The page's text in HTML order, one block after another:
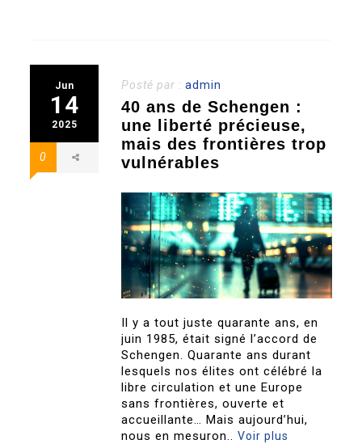
Jun
14
2025
0
Posté par :admin
40 ans de Schengen :
une liberté précieuse,
mais des frontières trop
vulnérables
Il y a tout juste quarante ans, en
juin 1985, était signé l’accord de
Schengen. Quarante ans durant
lesquels nos élites ont célébré la
libre circulation et une Europe
sans frontières, ouverte et
accueillante… Mais aujourd’hui,
nous en mesuron..Voir plus